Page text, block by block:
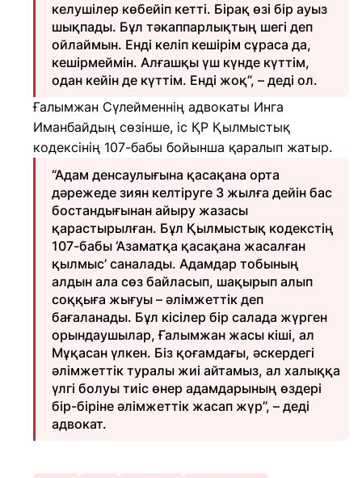
келушілер көбейіп кетті. Бірақ өзі бір ауыз
шықпады. Бұл тәкаппарлықтың шегі деп
ойлаймын. Енді келіп кешірім сұраса да,
кешірмеймін. Алғашқы үш күнде күттім,
одан кейін де күттім. Енді жоқ”, – деді ол.
Ғалымжан Сүлейменнің адвокаты Инга
Иманбайдың сөзінше, іс ҚР Қылмыстық
кодексінің 107-бабы бойынша қаралып жатыр.
“Адам денсаулығына қасақана орта
дәрежеде зиян келтіруге 3 жылға дейін бас
бостандығынан айыру жазасы
қарастырылған. Бұл Қылмыстық кодекстің
107-бабы ‘Азаматқа қасақана жасалған
қылмыс’ саналады. Адамдар тобының
алдын ала сөз байласып, шақырып алып
соққыға жығуы – әлімжеттік деп
бағаланады. Бұл кісілер бір салада жүрген
орындаушылар, Ғалымжан жасы кіші, ал
Мұқасан үлкен. Біз қоғамдағы, әскердегі
әлімжеттік туралы жиі айтамыз, ал халыққа
үлгі болуы тиіс өнер адамдарының өздері
бір-біріне әлімжеттік жасап жүр”, – деді
адвокат.